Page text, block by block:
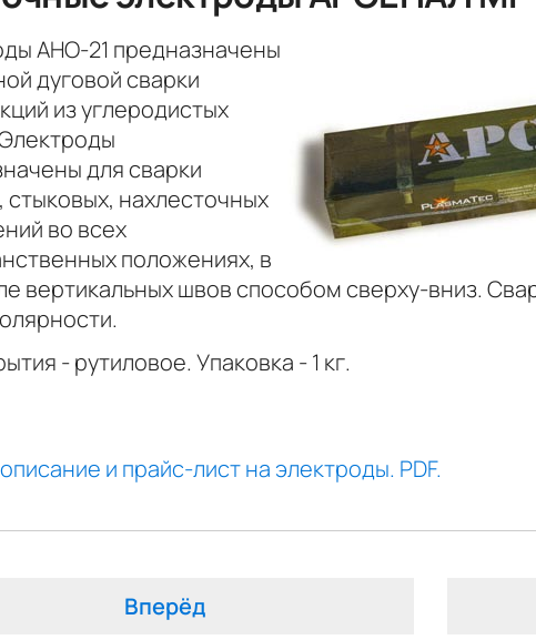
АНО-21 предназначены
дуговой сварки
из углеродистых
для сварки
стыковых, нахлесточных
во всех
положениях, в
вертикальных швов способом сверху-вниз.
- рутиловое. Упаковка - 1 кг.
и прайс-лист на электроды. PDF.
Вперёд